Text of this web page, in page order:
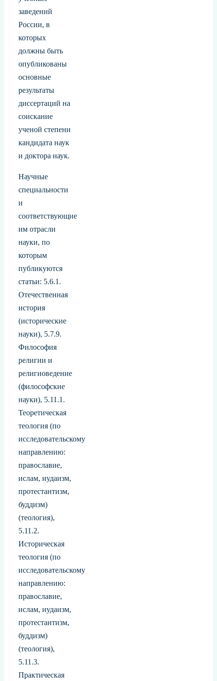
заведений
России, в
которых
должны быть
опубликованы
основные
результаты
диссертаций на
соискание
ученой степени
кандидата наук
и доктора наук.
Научные
специальности
и
соответствующие
им отрасли
науки, по
которым
публикуются
статьи: 5.6.1.
Отечественная
история
(исторические
науки), 5.7.9.
Философия
религии и
религиоведение
(философские
науки), 5.11.1.
Теоретическая
теология (по
исследовательскому
направлению:
православие,
ислам, иудаизм,
протестантизм,
буддизм)
(теология),
5.11.2.
Историческая
теология (по
исследовательскому
направлению:
православие,
ислам, иудаизм,
протестантизм,
буддизм)
(теология),
5.11.3.
Практическая